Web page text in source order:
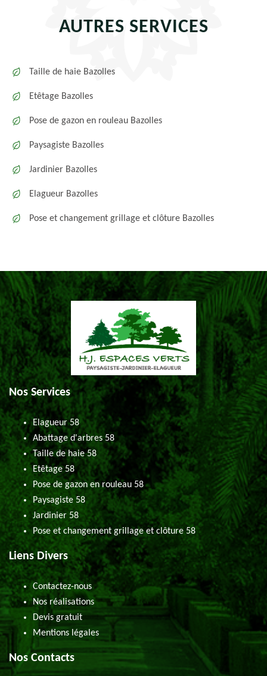
AUTRES SERVICES
Taille de haie Bazolles
Etêtage Bazolles
Pose de gazon en rouleau Bazolles
Paysagiste Bazolles
Jardinier Bazolles
Elagueur Bazolles
Pose et changement grillage et clôture Bazolles
Nos Services
Elagueur 58
Abattage d'arbres 58
Taille de haie 58
Etêtage 58
Pose de gazon en rouleau 58
Paysagiste 58
Jardinier 58
Pose et changement grillage et clôture 58
Liens Divers
Contactez-nous
Nos réalisations
Devis gratuit
Mentions légales
Nos Contacts